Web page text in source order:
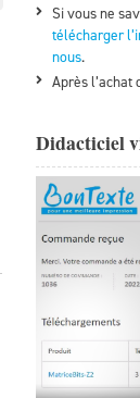
Si vous ne
télécharger
nous.
Après l’achat
Didacticiel